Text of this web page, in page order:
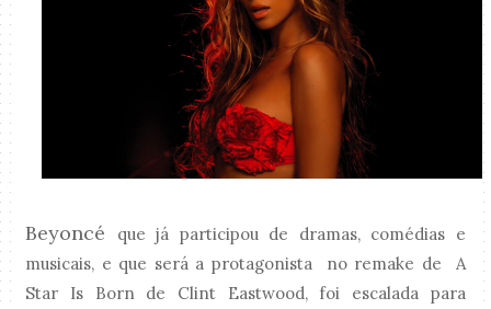
Beyoncé
que já participou de dramas, comédias e
musicais, e que será a protagonista no remake de A
Star Is Born de Clint Eastwood, foi escalada para